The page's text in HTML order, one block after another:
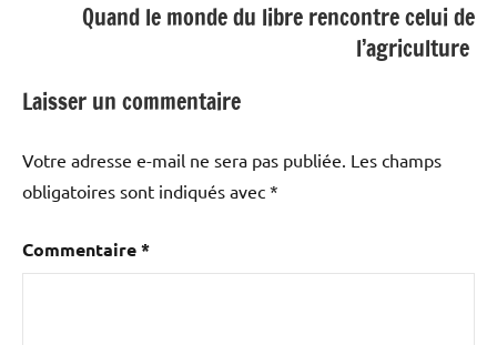
Quand le monde du libre rencontre celui de
l’agriculture
Laisser un commentaire
Votre adresse e-mail ne sera pas publiée. Les champs
obligatoires sont indiqués avec *
Commentaire*